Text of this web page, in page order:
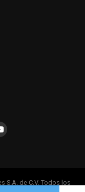
S.A. de C.V. Todos los